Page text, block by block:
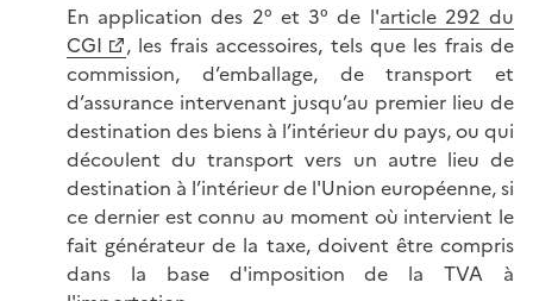
En application des 2° et 3° de l'article 292 du
CGI
, les frais accessoires, tels que les frais de
commission, d’emballage, de transport et
d’assurance intervenant jusqu’au premier lieu de
destination des biens à l’intérieur du pays, ou qui
découlent du transport vers un autre lieu de
destination à l’intérieur de l'Union européenne, si
ce dernier est connu au moment où intervient le
fait générateur de la taxe, doivent être compris
dans la base d'imposition de la TVA à